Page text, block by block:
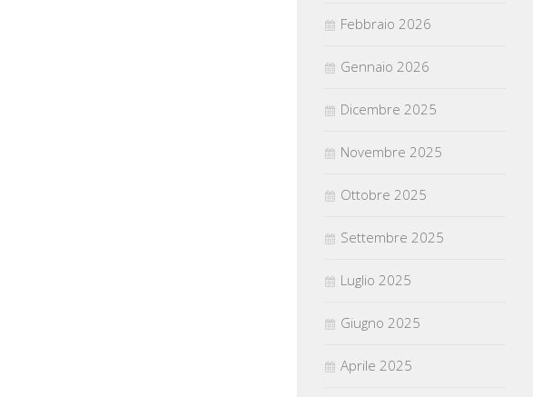
Febbraio 2026
Gennaio 2026
Dicembre 2025
Novembre 2025
Ottobre 2025
Settembre 2025
Luglio 2025
Giugno 2025
Aprile 2025